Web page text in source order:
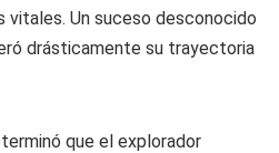
vitales. Un suceso desconocido
drásticamente su trayectoria
que el explorador